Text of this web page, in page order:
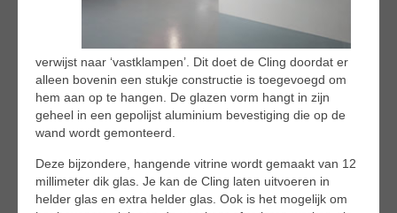
verwijst naar ‘vastklampen’. Dit doet de Cling doordat er
alleen bovenin een stukje constructie is toegevoegd om
hem aan op te hangen. De glazen vorm hangt in zijn
geheel in een gepolijst aluminium bevestiging die op de
wand wordt gemonteerd.
Deze bijzondere, hangende vitrine wordt gemaakt van 12
millimeter dik glas. Je kan de Cling laten uitvoeren in
helder glas en extra helder glas. Ook is het mogelijk om